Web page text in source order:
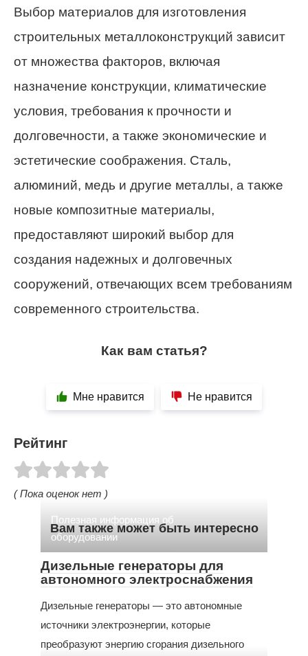
Выбор материалов для изготовления
строительных металлоконструкций зависит
от множества факторов, включая
назначение конструкции, климатические
условия, требования к прочности и
долговечности, а также экономические и
эстетические соображения. Сталь,
алюминий, медь и другие металлы, а также
новые композитные материалы,
предоставляют широкий выбор для
создания надежных и долговечных
сооружений, отвечающих всем требованиям
современного строительства.
Как вам статья?
Мне нравится Не нравится
Рейтинг
( Пока оценок нет )
Вам также может быть интересно
Полезная информация об
оборудовании
Дизельные генераторы для
автономного электроснабжения
Дизельные генераторы — это автономные
источники электроэнергии, которые
преобразуют энергию сгорания дизельного